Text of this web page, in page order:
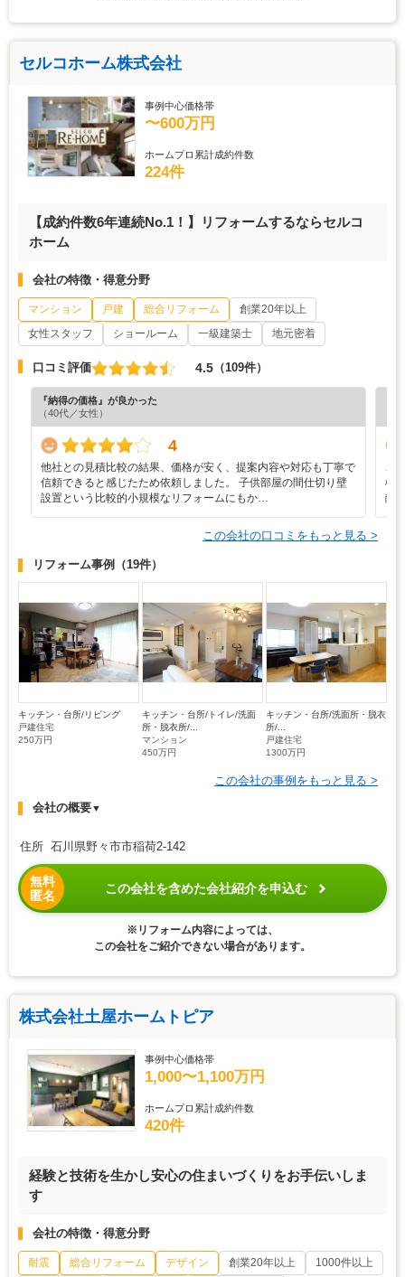
セルコホーム株式会社
事例中心価格帯
〜600万円
ホームプロ累計成約件数
224件
【成約件数6年連続No.1！】リフォームするならセルコ
ホーム
会社の特徴・得意分野
マンション 戸建 総合リフォーム
創業20年以上
女性スタッフ
ショールーム 一級建築士 地元密着
口コミ評価 4.5 （109件）
『納得の価格』が良かった
（40代／女性）
4
他社との見積比較の結果、価格が安く、提案内容や対応も丁寧で
信頼できると感じたため依頼しました。 子供部屋の間仕切り壁
設置という比較的小規模なリフォームにもか…
こ
様
敵
この会社の口コミをもっと見る >
リフォーム事例 （19件）
キッチン・台所/リビング
戸建住宅
250万円
キッチン・台所/トイレ/洗面
所・脱衣所/...
マンション
450万円
キッチン・台所/洗面所・脱衣
所/...
戸建住宅
1300万円
この会社の事例をもっと見る >
会社の概要▼
住所 石川県野々市市稲荷2-142
無料
匿名
この会社を含めた会社紹介を申込む
※リフォーム内容によっては、
この会社をご紹介できない場合があります。
株式会社土屋ホームトピア
事例中心価格帯
1,000〜1,100万円
ホームプロ累計成約件数
420件
経験と技術を生かし安心の住まいづくりをお手伝いしま
す
会社の特徴・得意分野
耐震 総合リフォーム デザイン 創業20年以上
1000件以上